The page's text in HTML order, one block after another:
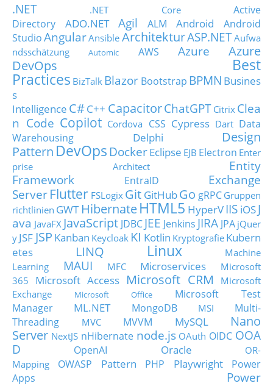
.NET .NET Core
Active
Directory
ADO.NET Agil ALM Android
Android
StudioAngularAnsible ArchitekturASP.NETAufwa
ndsschätzung
Automic AWS Azure
Azure
DevOps
Best
Practices BizTalk Blazor Bootstrap BPMN Busines
s
Intelligence C#C++ CapacitorChatGPT Citrix Clea
n Code Copilot Cordova CSS Cypress Dart Data
Warehousing
Delphi
Design
Pattern DevOps DockerEclipse EJB Electron Enter
prise Architect
Entity
Framework
EntraID
Exchange
Server Flutter FSLogix Git GitHubGo gRPC Gruppen
richtlinien GWT HibernateHTML5 HyperVIIS iOSJ
ava JavaFX JavaScript JDBC JEE Jenkins JIRA JPA jQuer
y JSF JSP Kanban Keycloak KI Kotlin Kryptografie Kubern
etes
LINQ Linux
Machine
Learning
MAUI MFC Microservices
Microsoft
365
Microsoft Access Microsoft CRM
Microsoft
Exchange
Microsoft Office
Microsoft Test
Manager
ML.NET MongoDB MSI
Multi-
Threading
MVC MVVM MySQL
Nano
Server NextJS nHibernate node.js OAuth OIDC OOA
D
OpenAI Oracle
OR-
Mapping
OWASP Pattern PHP Playwright
Power
Apps
Power